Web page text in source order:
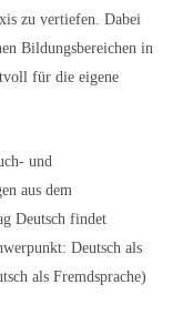
zu vertiefen. Dabei
Bildungsbereichen in
für die eigene
und
aus dem
Deutsch findet
Deutsch als
als Fremdsprache)